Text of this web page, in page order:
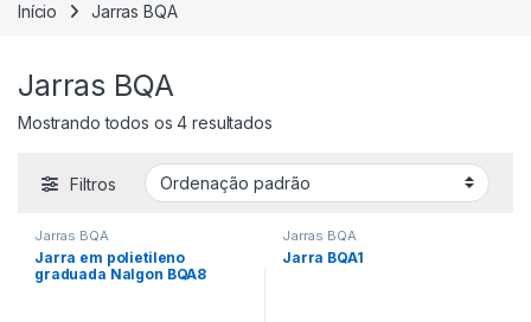
Início Jarras BQA
Jarras BQA
Mostrando todos os 4 resultados
Filtros
Jarras BQA
Jarra em polietileno
graduada Nalgon BQA8
Jarras BQA
Jarra BQA1